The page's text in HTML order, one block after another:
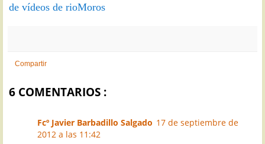
de vídeos de rioMoros
Compartir
6 COMENTARIOS :
Fcº Javier Barbadillo Salgado 17 de septiembre de
2012 a las 11:42